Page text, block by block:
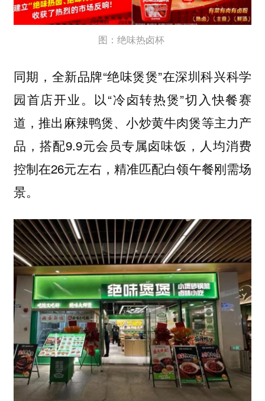
图：绝味热卤杯
同期，全新品牌“绝味煲煲”在深圳科兴科学
园首店开业。以“冷卤转热煲”切入快餐赛
道，推出麻辣鸭煲、小炒黄牛肉煲等主力产
品，搭配9.9元会员专属卤味饭，人均消费
控制在26元左右，精准匹配白领午餐刚需场
景。